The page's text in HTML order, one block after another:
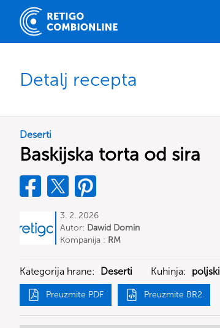
Detalj recepta
Deserti
Baskijska torta od sira
3. 2. 2026
Autor: Dawid Domin
Kompanija : RM
Kategorija hrane: Deserti Kuhinja: poljski
Preuzmite PDF Preuzmite BR2